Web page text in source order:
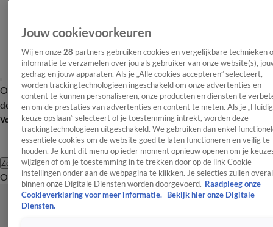
OverzichtAfleveringen Entertainment TV Algemeen
Tip
de redactieNieuwsbrief
Volg Shownieuws
Zoeken
OverzichtEntertainmentSpraakmakendRealityCrimeVideo's
Jouw cookievoorkeuren
Wij en onze 28 partners gebruiken cookies en vergelijkbare technieken
informatie te verzamelen over jou als gebruiker van onze website(s),
gedrag en jouw apparaten. Als je „Alle cookies accepteren” selecteert,
worden trackingtechnologieën ingeschakeld om onze advertenties en
content te kunnen personaliseren, onze producten en diensten te
en om de prestaties van advertenties en content te meten. Als je
keuze opslaan” selecteert of je toestemming intrekt, worden deze
trackingtechnologieën uitgeschakeld. We gebruiken dan enkel
essentiële cookies om de website goed te laten functioneren en veilig te
houden. Je kunt dit menu op ieder moment opnieuw openen om je
wijzigen of om je toestemming in te trekken door op de link Cookie-
instellingen onder aan de webpagina te klikken. Je selecties zullen overal
binnen onze Digitale Diensten worden doorgevoerd. Raadpleeg onze
Cookieverklaring voor meer informatie.
Bekijk hier onze Digitale
Diensten.